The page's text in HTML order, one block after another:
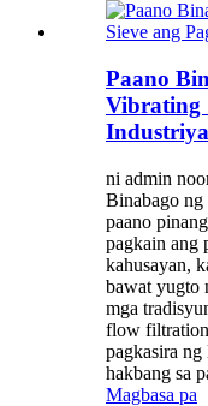
Paano
Vibrating
ni admin
Binabago
paano
pagkain ang
kahusayan,
bawat yugto
mga
flow
pagkasira
hakbang sa
Magbasa pa